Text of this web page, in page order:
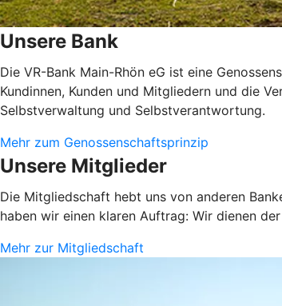
Unsere Bank
Die VR-Bank Main-Rhön eG ist eine
Kundinnen, Kunden und Mitgliedern und die
Selbstverwaltung und Selbstverantwortung.
Mehr zum Genossenschaftsprinzip
Unsere Mitglieder
Die Mitgliedschaft hebt uns von anderen
haben wir einen klaren Auftrag: Wir dienen
Mehr zur Mitgliedschaft